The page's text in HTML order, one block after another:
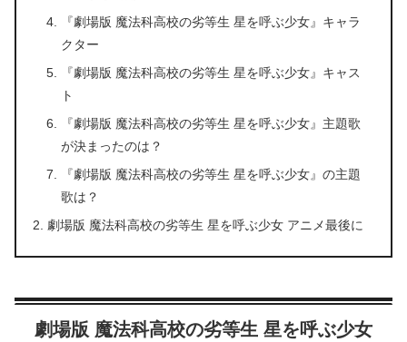
『劇場版 魔法科高校の劣等生 星を呼ぶ少女』キャラ
クター
『劇場版 魔法科高校の劣等生 星を呼ぶ少女』キャス
ト
『劇場版 魔法科高校の劣等生 星を呼ぶ少女』主題歌
が決まったのは？
『劇場版 魔法科高校の劣等生 星を呼ぶ少女』の主題
歌は？
劇場版 魔法科高校の劣等生 星を呼ぶ少女 アニメ最後に
劇場版 魔法科高校の劣等生 星を呼ぶ少女